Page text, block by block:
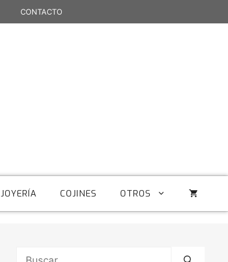
CONTACTO
JOYERÍA COJINES OTROS
Buscar: